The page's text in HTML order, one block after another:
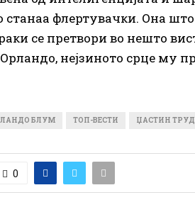
станаа флертувачки. Она
се претвори во нешто
нејзиното срце му
БЛУМ ТОП-ВЕСТИ ЏАСТИН
0